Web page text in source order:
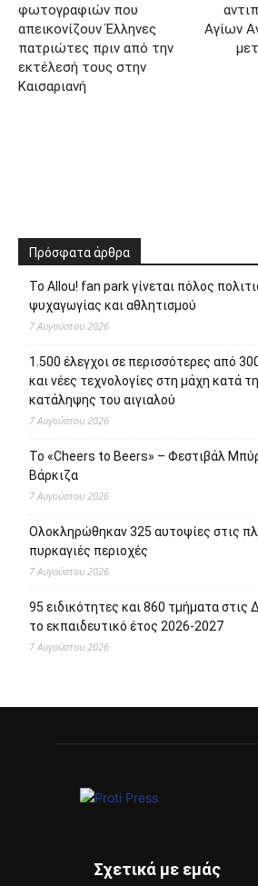
φωτογραφιών που
απεικονίζουν Έλληνες
πατριώτες πριν από την
εκτέλεσή τους στην
Καισαριανή
Αγίων
Πρόσφατα άρθρα
Το Allou! fan park γίνεται πόλος
ψυχαγωγίας και αθλητισμού
7 Αυγούστου 2026
1.500 έλεγχοι σε περισσότερες από
και νέες τεχνολογίες στη μάχη κατά
κατάληψης του αιγιαλού
7 Αυγούστου 2026
Το «Cheers to Beers» – Φεστιβάλ
Βάρκιζα
7 Αυγούστου 2026
Ολοκληρώθηκαν 325 αυτοψίες στις
πυρκαγιές περιοχές
7 Αυγούστου 2026
95 ειδικότητες και 860 τμήματα στις
το εκπαιδευτικό έτος 2026-2027
7 Αυγούστου 2026
Σχετικά με εμάς